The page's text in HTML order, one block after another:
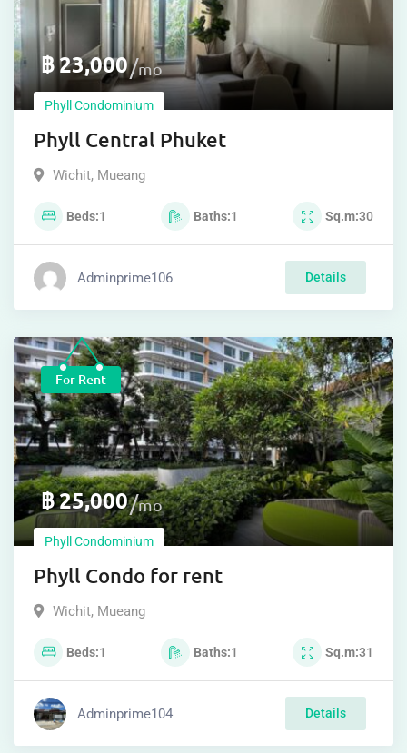
฿23,000 mo
Phyll Condominium
Phyll Central Phuket
Wichit, Mueang
Beds 1 Baths 1 Sq.m 30
Adminprime106 Details
For Rent
฿25,000 mo
Phyll Condominium
Phyll Condo for rent
Wichit, Mueang
Beds 1 Baths 1 Sq.m 31
Adminprime104 Details